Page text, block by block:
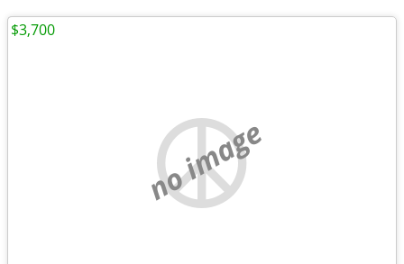
no image
$3,700